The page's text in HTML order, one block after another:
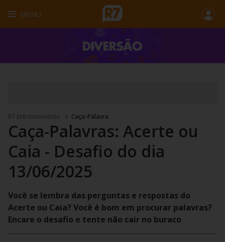
MENU
R7 Entretenimento Caça-Palavra
Caça-Palavras: Acerte ou
Caia - Desafio do dia
13/06/2025
Você se lembra das perguntas e respostas do
Acerte ou Caia? Você é bom em procurar palavras?
Encare o desafio e tente não cair no buraco